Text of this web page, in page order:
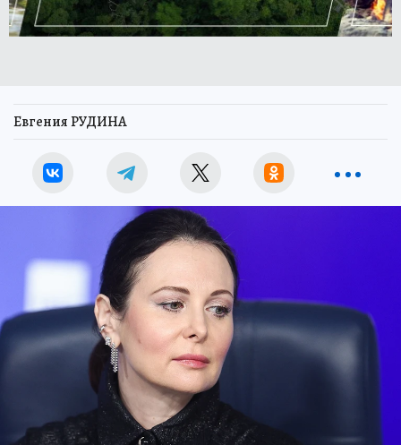
Евгения РУДИНА